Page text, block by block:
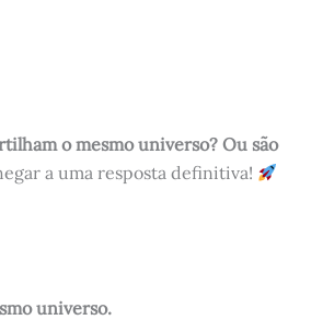
o mesmo universo? Ou são
a uma resposta definitiva!
universo.